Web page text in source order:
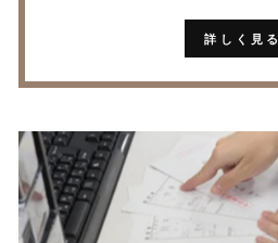
詳しく見る